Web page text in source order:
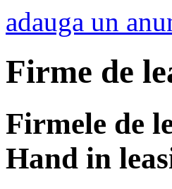
adauga un
Firme de
Firmele de
Hand in